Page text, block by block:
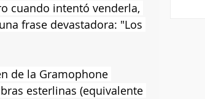
cuando intentó venderla,
frase devastadora: "Los
de la Gramophone
esterlinas (equivalente